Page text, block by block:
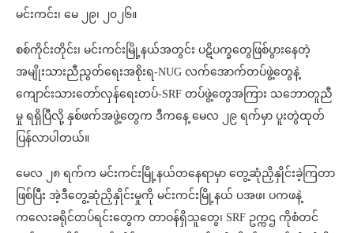
မင်းကင်း၊ မေ ၂၉၊ ၂၀၂၆။
စစ်ကိုင်းတိုင်း၊ မင်းကင်းမြို့နယ်အတွင်း ပဋိပက္ခတွေဖြစ်ပွားနေတဲ့
အမျိုးသားညီညွတ်ရေးအစိုးရ-NUG လက်အောက်တပ်ဖွဲ့တွေနဲ့
ကျောင်းသားတော်လှန်ရေးတပ်-SRF တပ်ဖွဲ့တွေအကြား သဘောတူညီ
မှု ရရှိပြီလို့ နှစ်ဖက်အဖွဲ့တွေက ဒီကနေ့ မေလ ၂၉ ရက်မှာ ပူးတွဲထုတ်
ပြန်လာပါတယ်။
မေလ ၂၈ ရက်က မင်းကင်းမြို့နယ်တနေရာမှာ တွေ့ဆုံညှိနှိုင်းခဲ့ကြတာ
ဖြစ်ပြီး အဲ့ဒီတွေ့ဆုံညှိနှိုင်းမှုကို မင်းကင်းမြို့နယ် ပအဖ၊ ပကဖနဲ့
ကလေးခရိုင်တပ်ရင်းတွေက တာဝန်ရှိသူတွေ၊ SRF ဥက္ကဌ ကိုစံတင်